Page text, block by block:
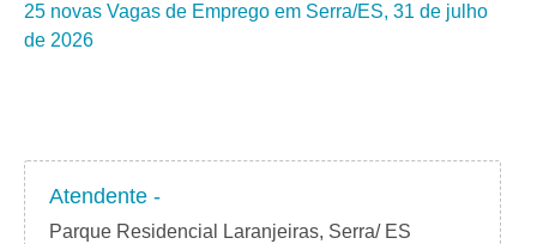
25 novas Vagas de Emprego em Serra/ES, 31 de julho
de 2026
Atendente -
Parque Residencial Laranjeiras, Serra/ ES